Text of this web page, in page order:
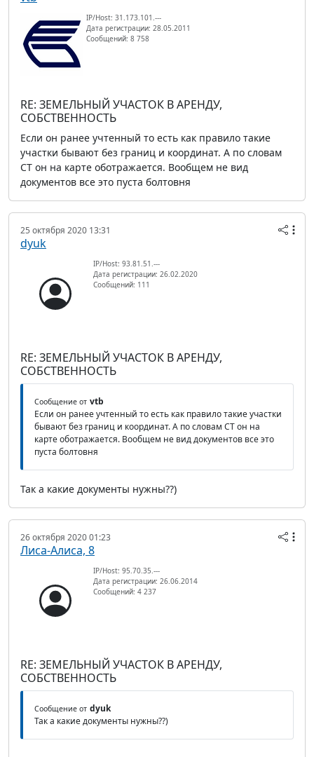
IP/Host: 31.173.101.---
Дата регистрации: 28.05.2011
Сообщений: 8 758
RE: ЗЕМЕЛЬНЫЙ УЧАСТОК В АРЕНДУ,
СОБСТВЕННОСТЬ
Если он ранее учтенный то есть как правило такие
участки бывают без границ и координат. А по словам
СТ он на карте оботражается. Вообщем не вид
документов все это пуста болтовня
25 октября 2020 13:31
dyuk
IP/Host: 93.81.51.---
Дата регистрации: 26.02.2020
Сообщений: 111
RE: ЗЕМЕЛЬНЫЙ УЧАСТОК В АРЕНДУ,
СОБСТВЕННОСТЬ
Сообщение от vtb
Если он ранее учтенный то есть как правило такие участки
бывают без границ и координат. А по словам СТ он на
карте оботражается. Вообщем не вид документов все это
пуста болтовня
Так а какие документы нужны??)
26 октября 2020 01:23
Лиса-Алиса, 8
IP/Host: 95.70.35.---
Дата регистрации: 26.06.2014
Сообщений: 4 237
RE: ЗЕМЕЛЬНЫЙ УЧАСТОК В АРЕНДУ,
СОБСТВЕННОСТЬ
Сообщение от dyuk
Так а какие документы нужны??)